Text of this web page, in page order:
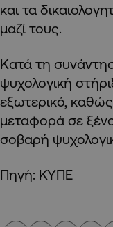
και τα
μαζί τους.
Κατά τη
ψυχολογική
εξωτερικό,
μεταφορά σε
σοβαρή
Πηγή: ΚΥΠΕ